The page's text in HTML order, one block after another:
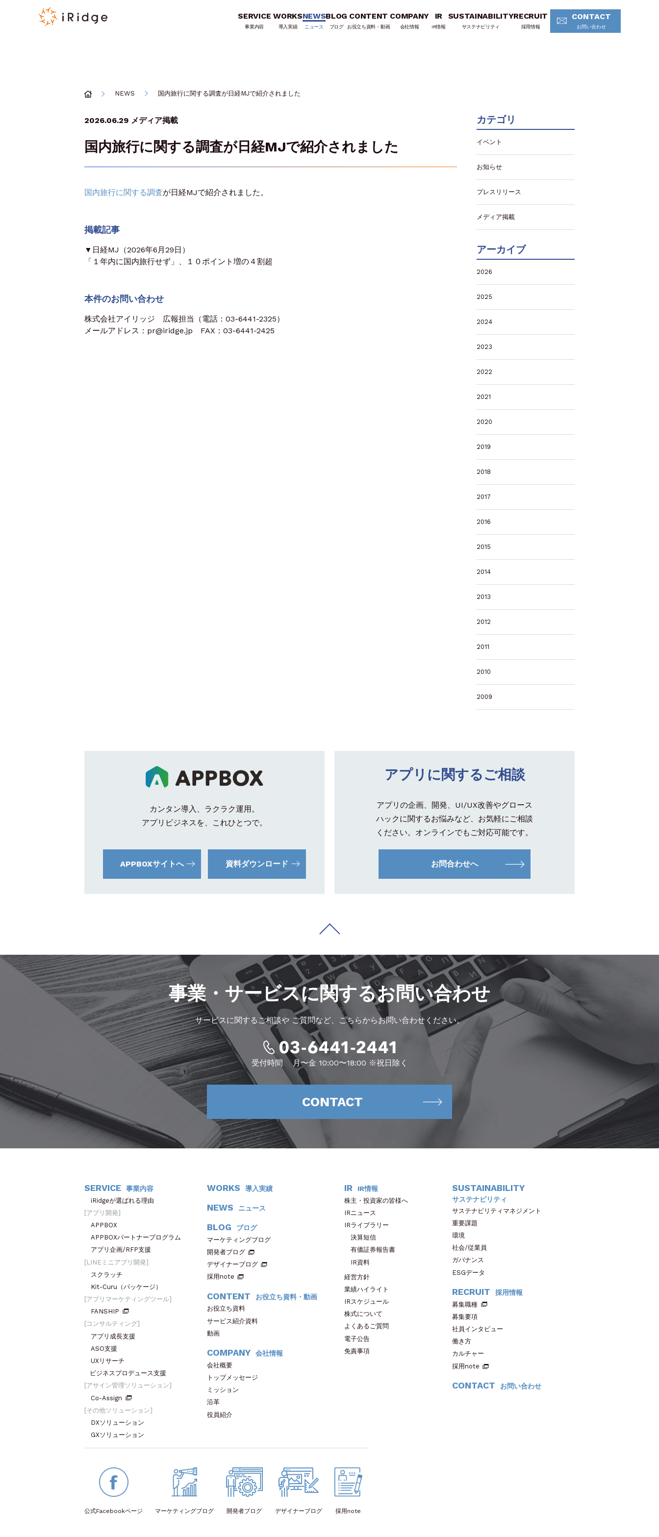
SERVICE
事業内容
WORKS
導入実績
NEWS
ニュース
BLOG
ブログ
CONTENT
お役立ち資料・動画
COMPANY
会社情報
IR
IR情報
SUSTAINABILITY
サステナビリティ
RECRUIT
採用情報
CONTACT
お問い合わせ
NEWS 国内旅行に関する調査が日経MJで紹介されました
2026.06.29 メディア掲載
国内旅行に関する調査が日経MJで紹介されました
国内旅行に関する調査が日経MJで紹介されました。
掲載記事
▼日経MJ（2026年6月29日）
「１年内に国内旅行せず」、１０ポイント増の４割超
本件のお問い合わせ
株式会社アイリッジ 広報担当（電話：03-6441-2325）
メールアドレス：pr@iridge.jp FAX：03-6441-2425
カテゴリ
イベント
お知らせ
プレスリリース
メディア掲載
アーカイブ
2026
2025
2024
2023
2022
2021
2020
2019
2018
2017
2016
2015
2014
2013
2012
2011
2010
2009
カンタン導入、ラクラク運用。
アプリビジネスを、これひとつで。
APPBOXサイトへ 資料ダウンロード
アプリに関するご相談
アプリの企画、開発、UI/UX改善やグロース
ハックに関するお悩みなど、お気軽にご相談
ください。オンラインでもご対応可能です。
お問合わせへ
事業・サービスに関するお問い合わせ
サービスに関するご相談やご質問など、こちらからお問い合わせください。
受付時間 月〜金 10:00〜18:00 ※祝日除く
CONTACT
SERVICE 事業内容
iRidgeが選ばれる理由
アプリ開発
APPBOX
APPBOXパートナープログラム
アプリ企画/RFP支援
LINEミニアプリ開発
スクラッチ
Kit-Curu（パッケージ）
アプリマーケティングツール
FANSHIP
コンサルティング
アプリ成長支援
ASO支援
UXリサーチ
ビジネスプロデュース支援
アサイン管理ソリューション
Co-Assign
その他ソリューション
DXソリューション
GXソリューション
WORKS 導入実績
NEWS ニュース
BLOG ブログ
マーケティングブログ
開発者ブログ
デザイナーブログ
採用note
CONTENT お役立ち資料・動画
お役立ち資料
サービス紹介資料
動画
COMPANY 会社情報
会社概要
トップメッセージ
ミッション
沿革
役員紹介
IR IR情報
株主・投資家の皆様へ
IRニュース
IRライブラリー
決算短信
有価証券報告書
IR資料
経営方針
業績ハイライト
IRスケジュール
株式について
よくあるご質問
電子公告
免責事項
SUSTAINABILITY
サステナビリティ
サステナビリティマネジメント
重要課題
環境
社会/従業員
ガバナンス
ESGデータ
RECRUIT 採用情報
募集職種
募集要項
社員インタビュー
働き方
カルチャー
採用note
CONTACT お問い合わせ
公式Facebookページ マーケティングブログ 開発者ブログ デザイナーブログ 採用note